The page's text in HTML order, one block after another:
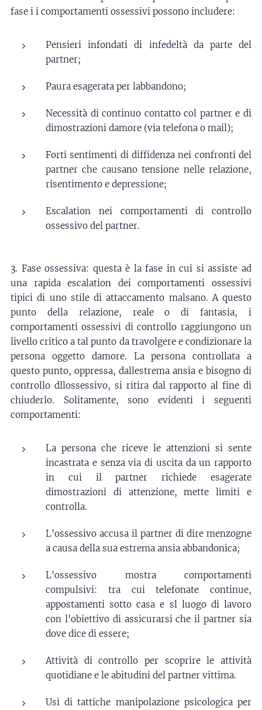
fase i i comportamenti ossessivi possono includere:
Pensieri infondati di infedeltà da parte del
partner;
Paura esagerata per labbandono;
Necessità di continuo contatto col partner e di
dimostrazioni damore (via telefona o mail);
Forti sentimenti di diffidenza nei confronti del
partner che causano tensione nelle relazione,
risentimento e depressione;
Escalation nei comportamenti di controllo
ossessivo del partner.
3. Fase ossessiva: questa è la fase in cui si assiste ad
una rapida escalation dei comportamenti ossessivi
tipici di uno stile di attaccamento malsano. A questo
punto della relazione, reale o di fantasia, i
comportamenti ossessivi di controllo raggiungono un
livello critico a tal punto da travolgere e condizionare la
persona oggetto damore. La persona controllata a
questo punto, oppressa, dallestrema ansia e bisogno di
controllo dllossessivo, si ritira dal rapporto al fine di
chiuderlo. Solitamente, sono evidenti i seguenti
comportamenti:
La persona che riceve le attenzioni si sente
incastrata e senza via di uscita da un rapporto
in cui il partner richiede esagerate
dimostrazioni di attenzione, mette limiti e
controlla.
L'ossessivo accusa il partner di dire menzogne
a causa della sua estrema ansia abbandonica;
L'ossessivo mostra comportamenti
compulsivi: tra cui telefonate continue,
appostamenti sotto casa e sl luogo di lavoro
con l'obiettivo di assicurarsi che il partner sia
dove dice di essere;
Attività di controllo per scoprire le attività
quotidiane e le abitudini del partner vittima.
Usi di tattiche manipolazione psicologica per